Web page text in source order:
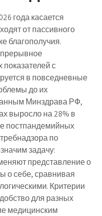
года касается
от пассивного
благополучия.
с
в повседневные
до их
Минздрава РФ,
выросло на 28% в
постпандемийных
по
задачу:
представление о
о себе, сравнивая
Критерии
для разных
медицинским